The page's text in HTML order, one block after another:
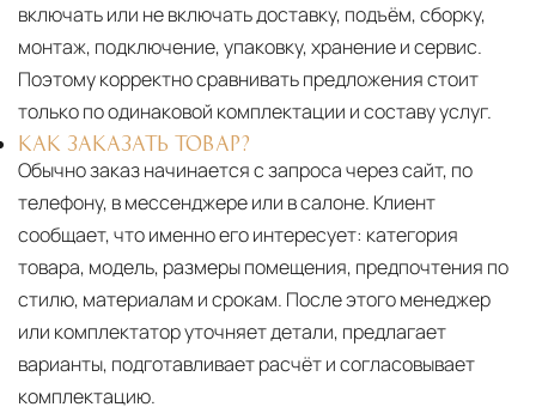
включать или не включать доставку, подъём, сборку,
монтаж, подключение, упаковку, хранение и сервис.
Поэтому корректно сравнивать предложения стоит
только по одинаковой комплектации и составу услуг.
КАК ЗАКАЗАТЬ ТОВАР?
Обычно заказ начинается с запроса через сайт, по
телефону, в мессенджере или в салоне. Клиент
сообщает, что именно его интересует: категория
товара, модель, размеры помещения, предпочтения по
стилю, материалам и срокам. После этого менеджер
или комплектатор уточняет детали, предлагает
варианты, подготавливает расчёт и согласовывает
комплектацию.